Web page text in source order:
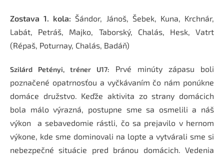
Zostava 1. kola: Šándor, Jánoš, Šebek, Kuna, Krchnár,
Labát, Petráš, Majko, Taborský, Chalás, Hesk, Vatrt
(Répaš, Poturnay, Chalás, Badáň)
Szilárd Petényi, tréner U17: Prvé minúty zápasu boli
poznačené opatrnosťou a vyčkávaním čo nám ponúkne
domáce družstvo. Keďže aktivita zo strany domácich
bola málo výrazná, postupne sme sa osmelili a náš
výkon a sebavedomie rástli, čo sa prejavilo v hernom
výkone, kde sme dominovali na lopte a vytvárali sme si
nebezpečné situácie pred bránou domácich. Vedenia